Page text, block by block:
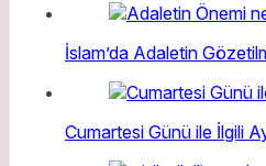
İslam’da Adaletin
Cumartesi Günü ile İlgili